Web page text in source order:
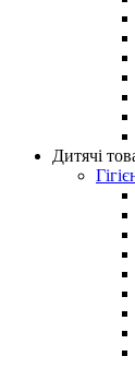
Дитячі